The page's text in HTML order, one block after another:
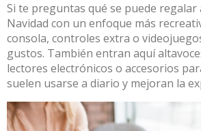
Si te preguntas qué se puede
Navidad con un enfoque más
consola, controles extra o
gustos. También entran aquí
lectores electrónicos o accesorios
suelen usarse a diario y mejoran la